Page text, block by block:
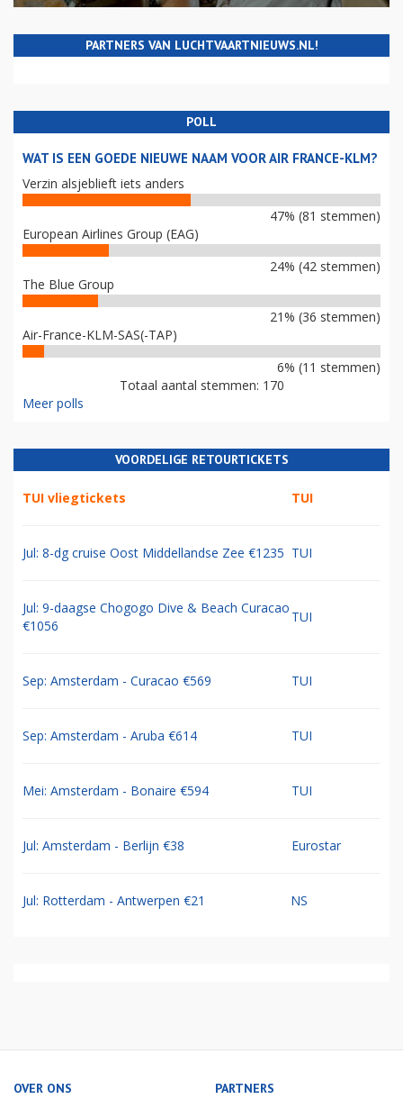
PARTNERS VAN LUCHTVAARTNIEUWS.NL!
POLL
WAT IS EEN GOEDE NIEUWE NAAM VOOR AIR FRANCE-KLM?
Verzin alsjeblieft iets anders
47% (81 stemmen)
European Airlines Group (EAG)
24% (42 stemmen)
The Blue Group
21% (36 stemmen)
Air-France-KLM-SAS(-TAP)
6% (11 stemmen)
Totaal aantal stemmen: 170
Meer polls
VOORDELIGE RETOURTICKETS
TUI vliegtickets TUI
Jul: 8-dg cruise Oost Middellandse Zee €1235 TUI
Jul: 9-daagse Chogogo Dive & Beach Curacao
€1056
TUI
Sep: Amsterdam - Curacao €569 TUI
Sep: Amsterdam - Aruba €614 TUI
Mei: Amsterdam - Bonaire €594 TUI
Jul: Amsterdam - Berlijn €38 Eurostar
Jul: Rotterdam - Antwerpen €21 NS
OVER ONS PARTNERS